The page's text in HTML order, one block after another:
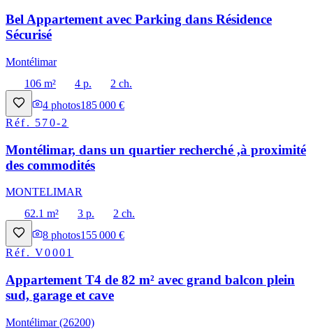
Bel Appartement avec Parking dans Résidence
Sécurisé
Montélimar
106 m²
4 p.
2 ch.
4 photos185 000 €
Réf. 570-2
Montélimar, dans un quartier recherché ,à proximité
des commodités
MONTELIMAR
62.1 m²
3 p.
2 ch.
8 photos155 000 €
Réf.V0001
Appartement T4 de 82 m² avec grand balcon plein
sud, garage et cave
Montélimar (26200)